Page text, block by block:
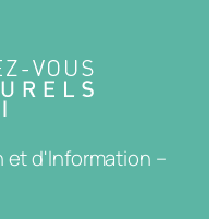
d'Information –